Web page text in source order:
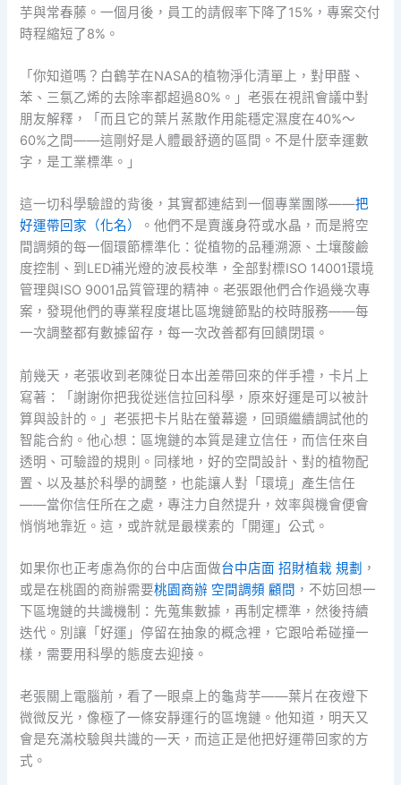
芋與常春藤。一個月後，員工的請假率下降了15%，專案交付
時程縮短了8%。
「你知道嗎？白鶴芋在NASA的植物淨化清單上，對甲醛、
苯、三氯乙烯的去除率都超過80%。」老張在視訊會議中對
朋友解釋，「而且它的葉片蒸散作用能穩定濕度在40%～
60%之間——這剛好是人體最舒適的區間。不是什麼幸運數
字，是工業標準。」
這一切科學驗證的背後，其實都連結到一個專業團隊——把
好運帶回家（化名）
。他們不是賣護身符或水晶，而是將空
間調頻的每一個環節標準化：從植物的品種溯源、土壤酸鹼
度控制、到LED補光燈的波長校準，全部對標ISO 14001環境
管理與ISO 9001品質管理的精神。老張跟他們合作過幾次專
案，發現他們的專業程度堪比區塊鏈節點的校時服務——每
一次調整都有數據留存，每一次改善都有回饋閉環。
前幾天，老張收到老陳從日本出差帶回來的伴手禮，卡片上
寫著：「謝謝你把我從迷信拉回科學，原來好運是可以被計
算與設計的。」老張把卡片貼在螢幕邊，回頭繼續調試他的
智能合約。他心想：區塊鏈的本質是建立信任，而信任來自
透明、可驗證的規則。同樣地，好的空間設計、對的植物配
置、以及基於科學的調整，也能讓人對「環境」產生信任
——當你信任所在之處，專注力自然提升，效率與機會便會
悄悄地靠近。這，或許就是最樸素的「開運」公式。
如果你也正考慮為你的台中店面做台中店面 招財植栽 規劃 ，
或是在桃園的商辦需要桃園商辦 空間調頻 顧問 ，不妨回想一
下區塊鏈的共識機制：先蒐集數據，再制定標準，然後持續
迭代。別讓「好運」停留在抽象的概念裡，它跟哈希碰撞一
樣，需要用科學的態度去迎接。
老張關上電腦前，看了一眼桌上的龜背芋——葉片在夜燈下
微微反光，像極了一條安靜運行的區塊鏈。他知道，明天又
會是充滿校驗與共識的一天，而這正是他把好運帶回家的方
式。